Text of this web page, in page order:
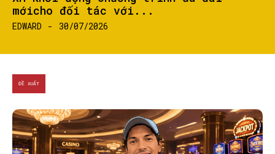
mớicho đối tác với...
EDWARD - 30/07/2026
ĐỀ XUẤT